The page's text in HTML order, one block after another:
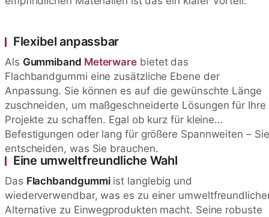
Flexibel anpassbar
Als Gummiband Meterware bietet das
Flachbandgummi eine zusätzliche Ebene der
Anpassung. Sie können es auf die gewünschte Länge
zuschneiden, um maßgeschneiderte Lösungen für Ihre
Projekte zu schaffen. Egal ob kurz für kleine
Befestigungen oder lang für größere Spannweiten – Sie
entscheiden, was Sie brauchen.
Eine umweltfreundliche Wahl
Das Flachbandgummiist langlebig und
wiederverwendbar, was es zu einer
Alternative zu Einwegprodukten macht. Seine robuste